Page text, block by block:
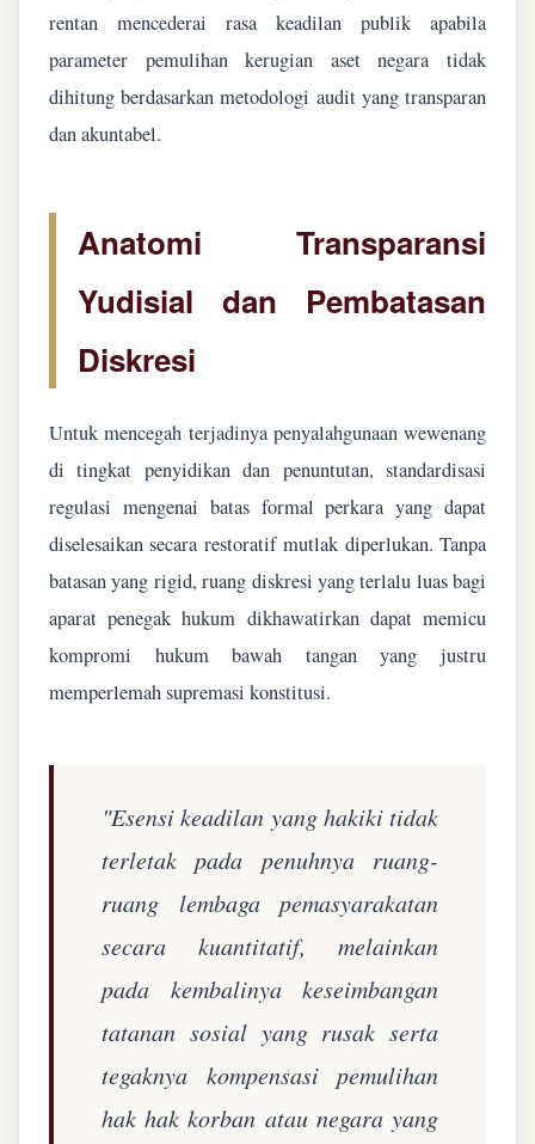
rentan mencederai rasa keadilan publik apabila
parameter pemulihan kerugian aset negara tidak
dihitung berdasarkan metodologi audit yang transparan
dan akuntabel.
Anatomi Transparansi
Yudisial dan Pembatasan
Diskresi
Untuk mencegah terjadinya penyalahgunaan wewenang
di tingkat penyidikan dan penuntutan, standardisasi
regulasi mengenai batas formal perkara yang dapat
diselesaikan secara restoratif mutlak diperlukan. Tanpa
batasan yang rigid, ruang diskresi yang terlalu luas bagi
aparat penegak hukum dikhawatirkan dapat memicu
kompromi hukum bawah tangan yang justru
memperlemah supremasi konstitusi.
"Esensi keadilan yang hakiki tidak
terletak pada penuhnya ruang-
ruang lembaga pemasyarakatan
secara kuantitatif, melainkan
pada kembalinya keseimbangan
tatanan sosial yang rusak serta
tegaknya kompensasi pemulihan
hak hak korban atau negara yang